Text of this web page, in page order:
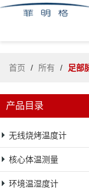
首页 / 所有 / 足部
产品目录
无线烧烤温度计
核心体温测量
环境温湿度计